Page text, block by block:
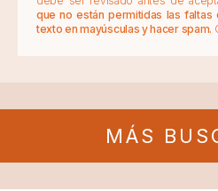
que no están permitidas las
texto en mayúsculas y hacer spam.
MÁS